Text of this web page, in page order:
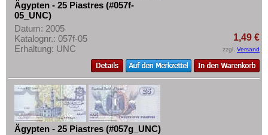
Zentralafrikanische Staaten
Zimbabwe
Ägypten - 25 Piastres (#057f-
05_UNC)
Datum: 2005
Katalognr.: 057f-05
Erhaltung: UNC
1,49 €
zzgl. Versand
Ägypten - 25 Piastres (#057g_UNC)